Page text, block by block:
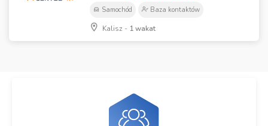
Samochód Baza kontaktów
Kalisz - 1 wakat